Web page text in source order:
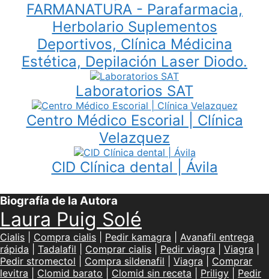
FARMANATURA - Parafarmacia,
Herbolario Suplementos
Deportivos, Clínica Médicina
Estética, Depilación Laser Diodo.
Laboratorios SAT
Centro Médico Escorial | Clínica
Velazquez
CID Clínica dental | Ávila
Biografía de la Autora
Laura Puig Solé
Cialis Compra cialis Pedir kamagra
Avanafil entrega
rápida
Tadalafil Comprar cialis Pedir viagra Viagra
Pedir stromectol
Compra sildenafil Viagra
Comprar
levitra
Clomid barato Clomid sin receta Priligy Pedir